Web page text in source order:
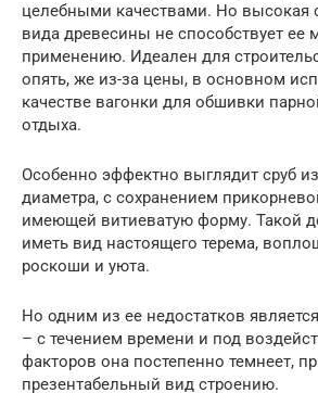
целебными качествами. Но высокая
вида древесины не способствует ее
применению. Идеален для
опять, же из-за цены, в основном
качестве вагонки для обшивки
отдыха.
Особенно эффектно выглядит сруб
диаметра, с сохранением
имеющей витиеватую форму. Такой
иметь вид настоящего терема,
роскоши и уюта.
Но одним из ее недостатков
– с течением времени и под
факторов она постепенно темнеет,
презентабельный вид строению.